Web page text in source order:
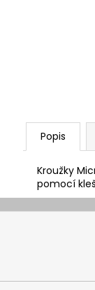
Popis
Kroužky
pomocí